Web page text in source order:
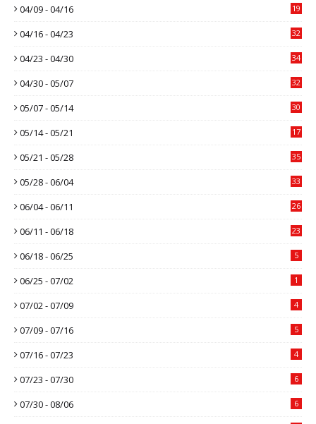
04/09 - 04/16 19
04/16 - 04/23 32
04/23 - 04/30 34
04/30 - 05/07 32
05/07 - 05/14 30
05/14 - 05/21 17
05/21 - 05/28 35
05/28 - 06/04 33
06/04 - 06/11 26
06/11 - 06/18 23
06/18 - 06/25 5
06/25 - 07/02 1
07/02 - 07/09 4
07/09 - 07/16 5
07/16 - 07/23 4
07/23 - 07/30 6
07/30 - 08/06 6